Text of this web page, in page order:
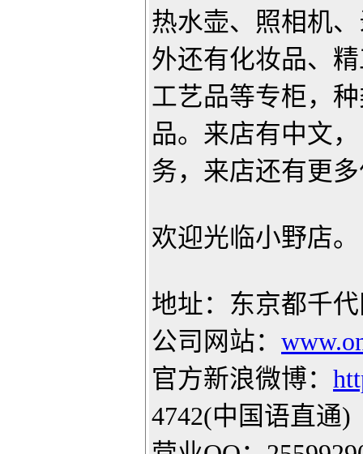
热水壶、照相机
外还有化妆品、
工艺品等专柜，
品。来店有中文
务，来店还有更
欢迎光临小野店。
地址：东京都千
公司网站：
官方新浪微博：
4742(中国语直通)